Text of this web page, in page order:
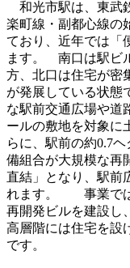
和光市駅は、東武
楽町線・副都心線の
ており、近年では「
ます。 南口は駅ビ
方、北口は住宅が密
が発展している状
な駅前交通広場や道
ールの敷地を対象に
らに、駅前の約0.7
備組合が大規模な再
直結」となり、駅前
れます。 事業では
再開発ビルを建設し
高層階には住宅を設
です。